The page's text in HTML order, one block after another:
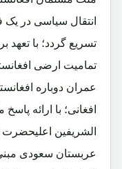
انتقال سیاسی در
تسریع گردد؛ با
تمامیت ارضی
عمران دوباره
افغانی؛ با ارائه
الشریفین اعلیحضرت
عربستان سعودی